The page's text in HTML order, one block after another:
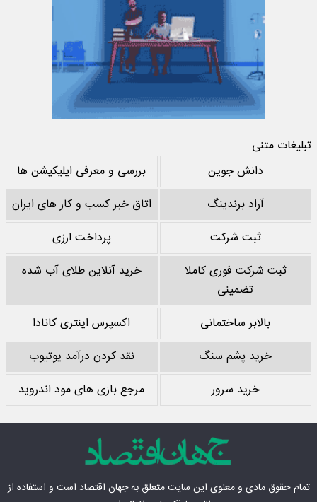
تبلیغات متنی
دانش جوین
بررسی و معرفی اپلیکیشن ها
آراد برندینگ
اتاق خبر کسب و کار های ایران
ثبت شرکت
پرداخت ارزی
ثبت شرکت فوری کاملا
تضمینی
خرید آنلاین طلای آب شده
بالابر ساختمانی
اکسپرس اینتری کانادا
خرید پشم سنگ
نقد کردن درآمد یوتیوب
خرید سرور
مرجع بازی های مود اندروید
تمام حقوق مادی‌ و معنوی این سایت متعلق بهجهان اقتصاد است و استفاده از